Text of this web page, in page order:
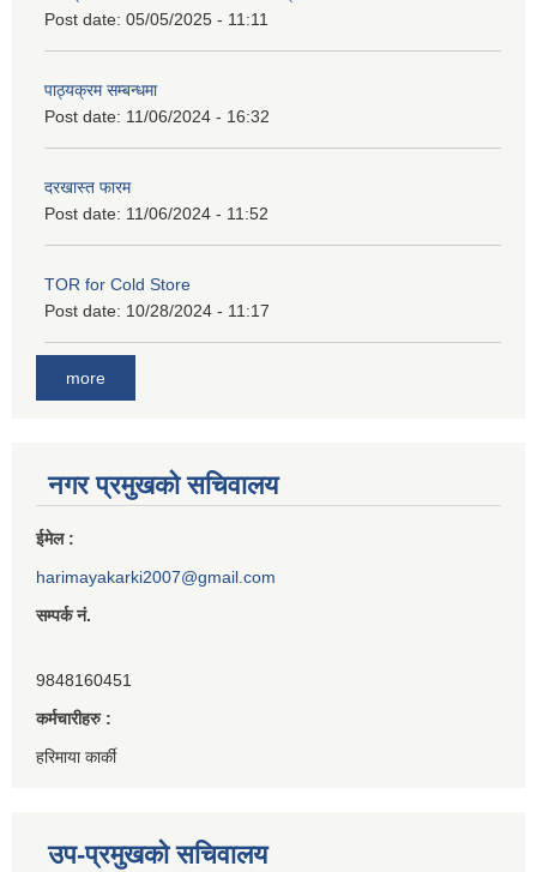
Post date: 05/05/2025 - 11:11
पाठ्यक्रम सम्बन्धमा
Post date: 11/06/2024 - 16:32
दरखास्त फारम
Post date: 11/06/2024 - 11:52
TOR for Cold Store
Post date: 10/28/2024 - 11:17
more
नगर प्रमुखको सचिवालय
ईमेल :
harimayakarki2007@gmail.com
सम्पर्क नं.
9848160451
कर्मचारीहरु :
हरिमाया कार्की
उप-प्रमुखको सचिवालय